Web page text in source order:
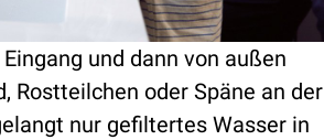
und dann von außen
Rostteilchen oder Späne an der
nur gefiltertes Wasser in